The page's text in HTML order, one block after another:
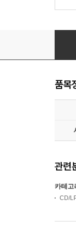
품목
관련
카테고
CD/